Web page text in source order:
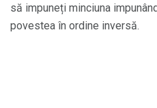
să impuneți minciuna
povestea în ordine inversă.